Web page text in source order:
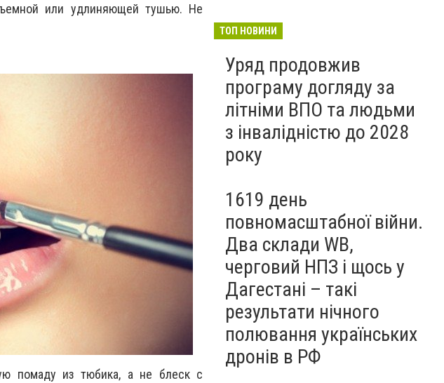
или удлиняющей тушью. Не
помаду из тюбика, а не блеск с
Бєдняков зіграє тата
новому українському
фільмі, - ФОТО
5 серпня
ТОП НОВИНИ
Уряд продовжив
програму догляду за
літніми ВПО та людьми
з інвалідністю до 2028
року
1619 день
повномасштабної війни.
Два склади WB,
черговий НПЗ і щось у
Дагестані – такі
результати нічного
полювання українських
дронів в РФ